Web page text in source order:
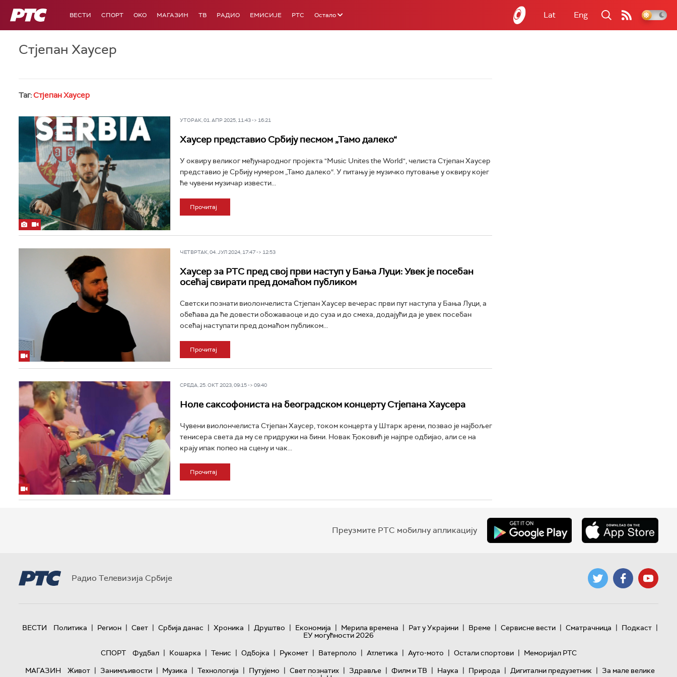
РТС ВЕСТИ СПОРТ OKO МАГАЗИН ТВ РАДИО ЕМИСИЈЕ РТС Остало Lat Eng
Стјепан Хаусер
Таг:Стјепан Хаусер
УТОРАК, 01. АПР 2025, 11:43 -> 16:21
Хаусер представио Србију песмом „Тамо далеко“
У оквиру великог међународног пројекта "Music Unites the World", челиста Стјепан Хаусер
представио је Србију нумером „Тамо далеко“. У питању је музичко путовање у оквиру којег
ће чувени музичар извести...
Прочитај
ЧЕТВРТАК, 04. ЈУЛ 2024, 17:47 -> 12:53
Хаусер за РТС пред свој први наступ у Бања Луци: Увек је посебан
осећај свирати пред домаћом публиком
Светски познати виолончелиста Стјепан Хаусер вечерас први пут наступа у Бања Луци, а
обећава да ће довести обожаваоце и до суза и до смеха, додајући да је увек посебан
осећај наступати пред домаћом публиком...
Прочитај
СРЕДА, 25. ОКТ 2023, 09:15 -> 09:40
Ноле саксофониста на београдском концерту Стјепана Хаусера
Чувени виолончелиста Стјепан Хаусер, током концерта у Штарк арени, позвао је најбољег
тенисера света да му се придружи на бини. Новак Ђоковић је најпре одбијао, али се на
крају ипак попео на сцену и чак...
Прочитај
Преузмите РТС мобилну апликацију
Радио Телевизија Србије
ВЕСТИ Политика | Регион | Свет | Србија данас | Хроника | Друштво | Економија | Мерила времена | Рат у Украјини | Време | Сервисне вести | Сматрачница | Подкаст |
ЕУ могућности 2026
СПОРТ
Фудбал | Кошарка | Тенис | Одбојка | Рукомет | Ватерполо | Атлетика | Ауто-мото | Остали спортови | Меморијал РТС
МАГАЗИН
Живот | Занимљивости | Музика | Технологијa | Путујемо | Свет познатих | Здравље | Филм и ТВ | Наука | Природа | Дигитални предузетник | За мале велике